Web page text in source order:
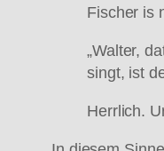
Fischer is
„Walter,
singt, ist
Herrlich.